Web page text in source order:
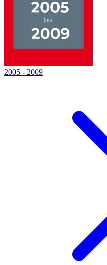
2005 - 2009